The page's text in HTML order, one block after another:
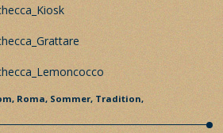
Roma, Sommer, Tradition,